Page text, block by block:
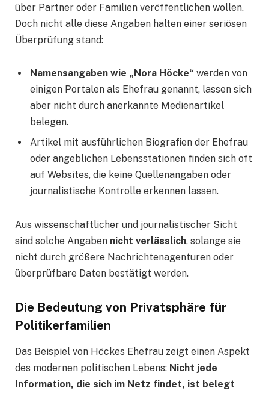
über Partner oder Familien veröffentlichen wollen.
Doch nicht alle diese Angaben halten einer seriösen
Überprüfung stand:
Namensangaben wie „Nora Höcke“ werden von
einigen Portalen als Ehefrau genannt, lassen sich
aber nicht durch anerkannte Medienartikel
belegen.
Artikel mit ausführlichen Biografien der Ehefrau
oder angeblichen Lebensstationen finden sich oft
auf Websites, die keine Quellenangaben oder
journalistische Kontrolle erkennen lassen.
Aus wissenschaftlicher und journalistischer Sicht
sind solche Angaben nicht verlässlich, solange sie
nicht durch größere Nachrichtenagenturen oder
überprüfbare Daten bestätigt werden.
Die Bedeutung von Privatsphäre für
Politikerfamilien
Das Beispiel von Höckes Ehefrau zeigt einen Aspekt
des modernen politischen Lebens: Nicht jede
Information, die sich im Netz findet, ist belegt